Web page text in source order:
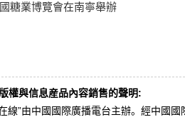
糖業博覽會在南寧舉辦
權與信息産品內容銷售的聲明:
線”由中國國際廣播電台主辦。經中國